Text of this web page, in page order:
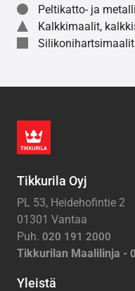
Peltikatto- ja
Kalkkimaalit,
Tikkurila Oyj
PL 53, Heidehofintie 2
01301 Vantaa
Puh. 020 191 2000
Tikkurilan Maalilinja -
Yleistä